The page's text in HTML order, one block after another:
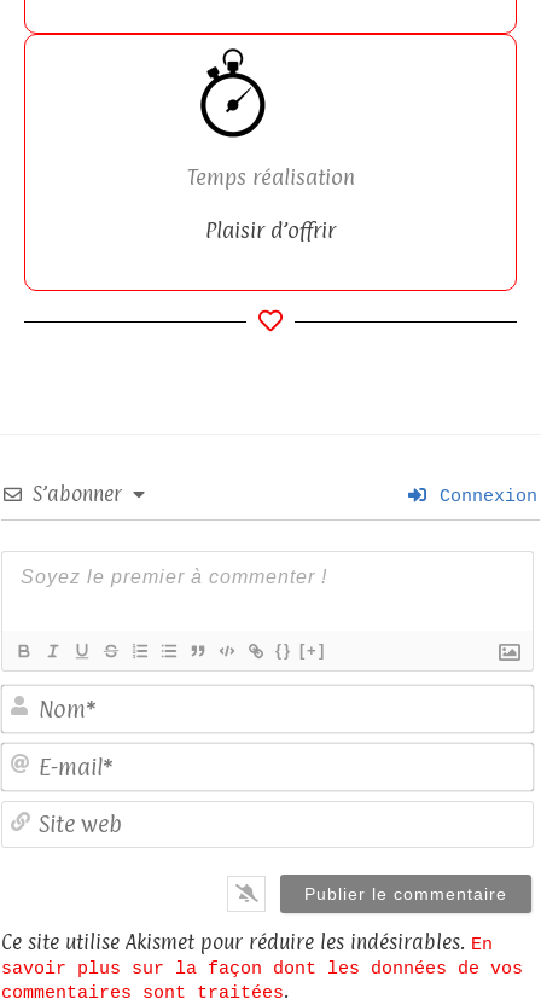
Temps réalisation
Plaisir d’offrir
S’abonner Connexion
{} [+]
Ce site utilise Akismet pour réduire les indésirables. En
savoir plus sur la façon dont les données de vos
commentaires sont traitées.